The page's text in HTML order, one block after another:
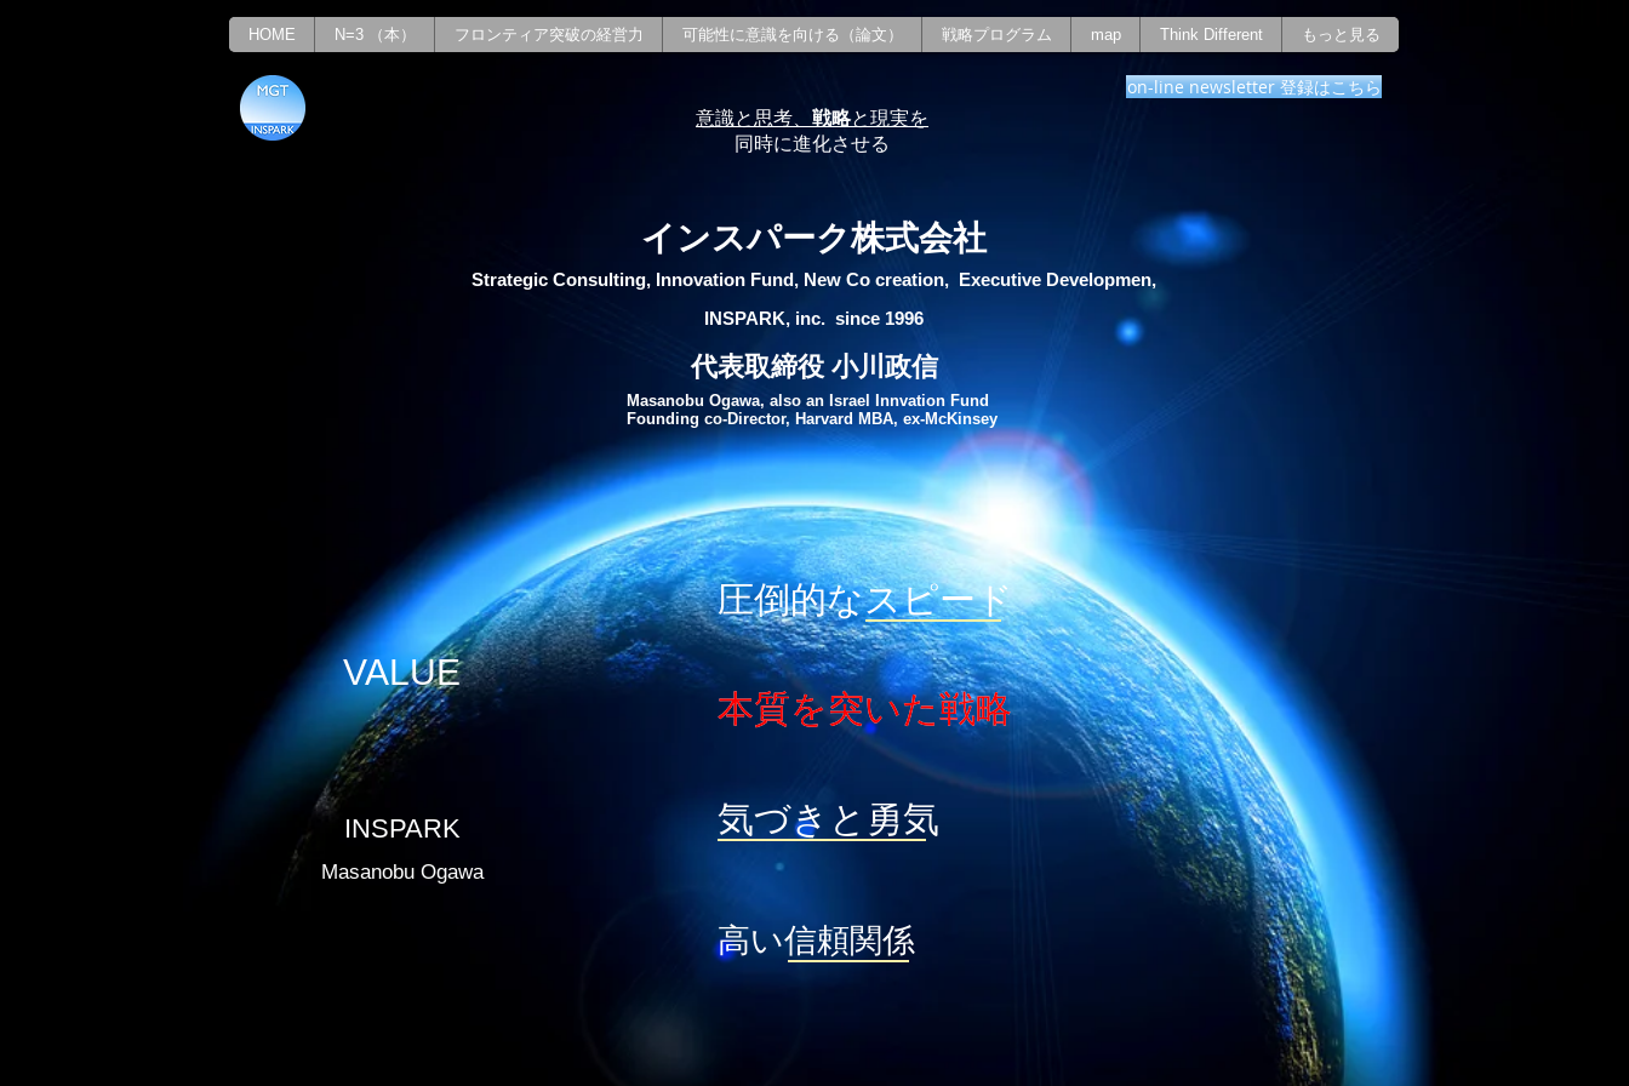
HOME N=3 （本） フロンティア突破の経営力 可能性に意識を向ける（論文） 戦略プログラム map Think Different もっと見る
on-line newsletter 登録はこちら
意識と思考、 戦略と現実を
同時に進化させる
インスパーク株式会社
Strategic Consulting, Innovation Fund, New Co creation, Executive Developmen,
INSPARK, inc. since 1996
代表取締役 小川政信
Masanobu Ogawa, also an Israel Innvation Fund
Founding co-Director, Harvard MBA, ex-McKinsey
VALUE
圧倒的なスピード
本質を突いた戦略
本質を突いた戦略
INSPARK 気づきと勇気
Masanobu Ogawa
高い信頼関係